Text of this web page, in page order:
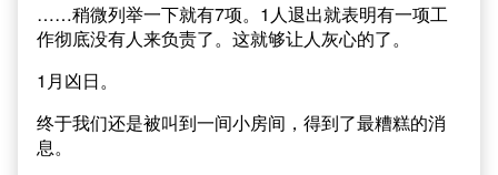
……稍微列举一下就有7项。1人退出就表明有一项工
作彻底没有人来负责了。这就够让人灰心的了。
1月凶日。
终于我们还是被叫到一间小房间，得到了最糟糕的消
息。